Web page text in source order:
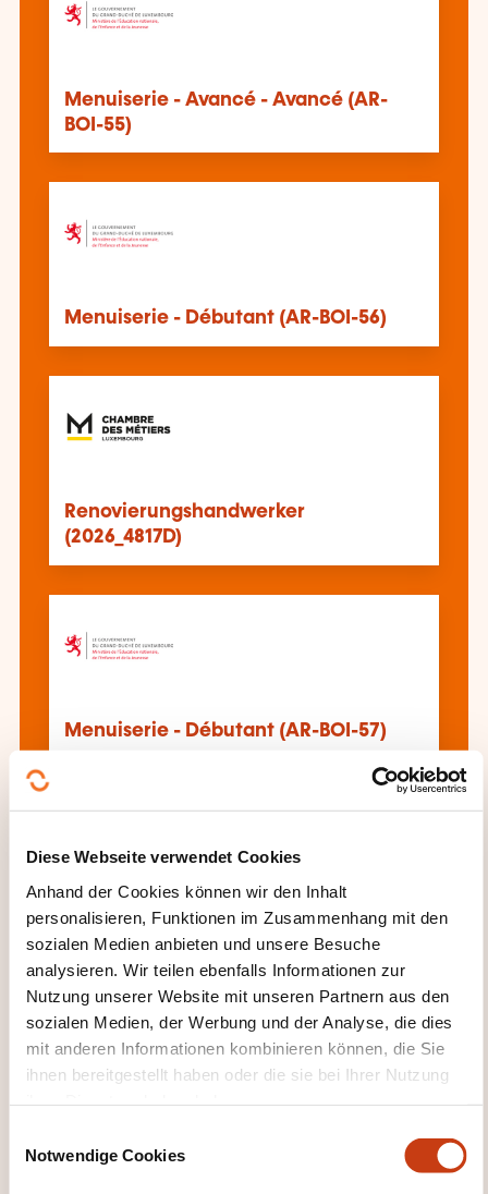
Diese Webseite verwendet Cookies
Anhand der Cookies können wir den Inhalt
personalisieren, Funktionen im Zusammenhang mit den
sozialen Medien anbieten und unsere Besuche
analysieren. Wir teilen ebenfalls Informationen zur
Nutzung unserer Website mit unseren Partnern aus den
sozialen Medien, der Werbung und der Analyse, die dies
mit anderen Informationen kombinieren können, die Sie
ihnen bereitgestellt haben oder die sie bei Ihrer Nutzung
Notwendige Cookies
Menuiserie - Avancé - Avancé (AR-
BOI-55)
Menuiserie - Débutant (AR-BOI-56)
Renovierungshandwerker
(2026_4817D)
Menuiserie - Débutant (AR-BOI-57)
Alle Weiterbildungen anzeigen
Diese anderen Weiterbildungen könnten Sie
auch interessieren:
Aufzug Bedachung
Boden- und
Mauerverkleidung
Dichtigkeit
Fassade
Gebäudehülle
Gebäuderenovierung
Gebäudeservice und -infrastruktur
Gebäudewartung
Gewachster Beton
Gipsarbeiten
Isolierung Gebäude
Schalldämmung
Türstock